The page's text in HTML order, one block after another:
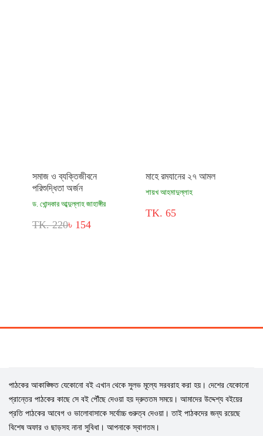
সমাজ ও ব্যক্তিজীবনে
পরিশুদ্ধিতা অর্জন
ড. খোন্দকার আব্দুল্লাহ জাহাঙ্গীর
TK. 220৳ 154
মাহে রমযানের ২৭ আমল
শায়খ আহমাদুল্লাহ
TK. 65
পাঠকের আকাঙ্ক্ষিত যেকোনো বই এখান থেকে সুলভ মূল্যে সরবরাহ করা হয়। দেশের যেকোনো
প্রান্তের পাঠকের কাছে সে বই পৌঁছে দেওয়া হয় দ্রুততম সময়ে। আমাদের উদ্দেশ্য বইয়ের
প্রতি পাঠকের আবেগ ও ভালোবাসাকে সর্বোচ্চ গুরুত্ব দেওয়া। তাই পাঠকদের জন্য রয়েছে
বিশেষ অফার ও ছাড়সহ নানা সুবিধা। আপনাকে স্বাগতম।